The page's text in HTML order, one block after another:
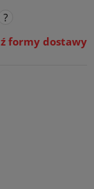
formy dostawy